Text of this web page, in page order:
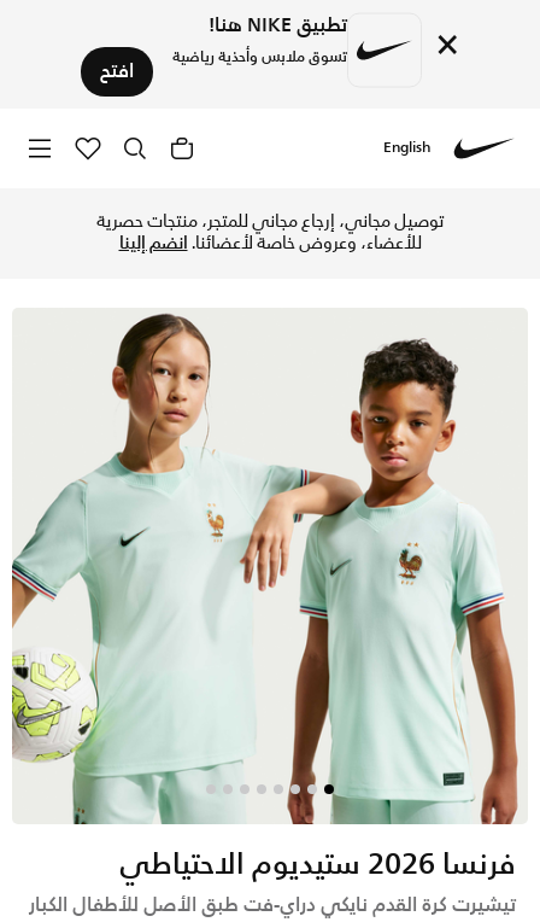
× تطبيق NIKE هنا!
تسوق ملابس وأحذية رياضية افتح
English
توصيل مجاني، إرجاع مجاني للمتجر، منتجات حصرية
للأعضاء، وعروض خاصة لأعضائنا.انضم إلينا
فرنسا 2026 ستيديوم الاحتياطي
تيشيرت كرة القدم نايكي دراي-فت طبق الأصل للأطفال الكبار